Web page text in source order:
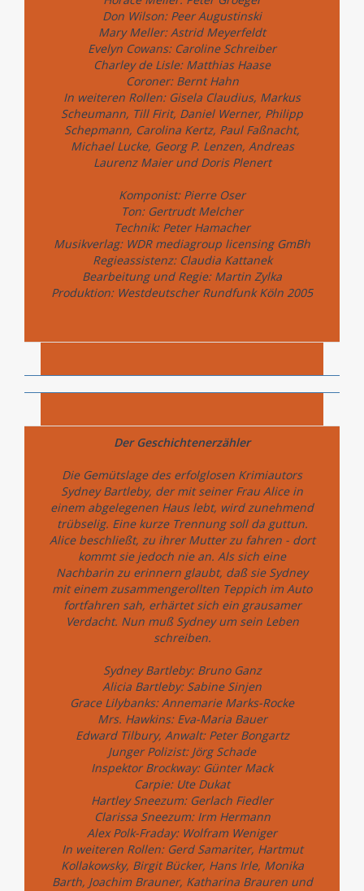
Don Wilson: Peer Augustinski
Mary Meller: Astrid Meyerfeldt
Evelyn Cowans: Caroline Schreiber
Charley de Lisle: Matthias Haase
Coroner: Bernt Hahn
In weiteren Rollen: Gisela Claudius, Markus
Scheumann, Till Firit, Daniel Werner, Philipp
Schepmann, Carolina Kertz, Paul Faßnacht,
Michael Lucke, Georg P. Lenzen, Andreas
Laurenz Maier und Doris Plenert
Komponist: Pierre Oser
Ton: Gertrudt Melcher
Technik: Peter Hamacher
Musikverlag: WDR mediagroup licensing GmBh
Regieassistenz: Claudia Kattanek
Bearbeitung und Regie: Martin Zylka
Produktion: Westdeutscher Rundfunk Köln 2005
Der Geschichtenerzähler
Die Gemütslage des erfolglosen Krimiautors
Sydney Bartleby, der mit seiner Frau Alice in
einem abgelegenen Haus lebt, wird zunehmend
trübselig. Eine kurze Trennung soll da guttun.
Alice beschließt, zu ihrer Mutter zu fahren - dort
kommt sie jedoch nie an. Als sich eine
Nachbarin zu erinnern glaubt, daß sie Sydney
mit einem zusammengerollten Teppich im Auto
fortfahren sah, erhärtet sich ein grausamer
Verdacht. Nun muß Sydney um sein Leben
schreiben.
Sydney Bartleby: Bruno Ganz
Alicia Bartleby: Sabine Sinjen
Grace Lilybanks: Annemarie Marks-Rocke
Mrs. Hawkins: Eva-Maria Bauer
Edward Tilbury, Anwalt: Peter Bongartz
Junger Polizist: Jörg Schade
Inspektor Brockway: Günter Mack
Carpie: Ute Dukat
Hartley Sneezum: Gerlach Fiedler
Clarissa Sneezum: Irm Hermann
Alex Polk-Fraday: Wolfram Weniger
In weiteren Rollen: Gerd Samariter, Hartmut
Kollakowsky, Birgit Bücker, Hans Irle, Monika
Barth, Joachim Brauner, Katharina Brauren und